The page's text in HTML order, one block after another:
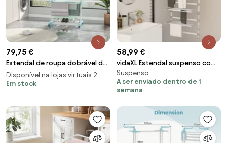
79,75 €
Estendal de roupa dobrável de
4 níveis Estendal de secagem
de roupa com rodas Toalhas
Disponível na lojas virtuais 2
Em stock
58,99 €
vidaXL Estendal suspenso com
5 prateleiras alumínio
Suspenso
A ser enviado dentro de 1
semana